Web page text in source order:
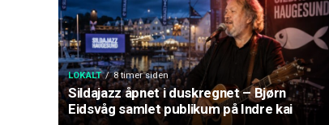
LOKALT 8 timer siden
Sildajazz åpnet i duskregnet – Bjørn
Eidsvåg samlet publikum på Indre kai